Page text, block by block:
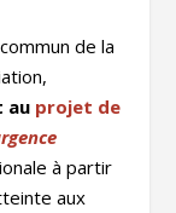
commun de la
au projet de
à partir
aux